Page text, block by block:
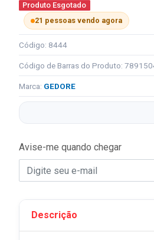
Produto Esgotado
21 pessoas vendo agora
Código: 8444
Código de Barras do Produto:
Marca: GEDORE
Avise-me quando chegar
Descrição